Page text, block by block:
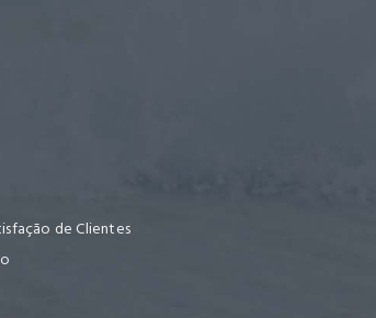
de Clientes